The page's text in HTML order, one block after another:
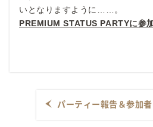
いとなりますように……。
PREMIUM STATUS PARTYに参
パーティー報告＆参加